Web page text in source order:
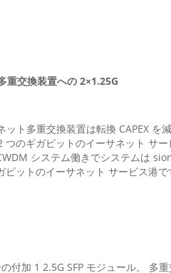
重交換装置への 2×1.25G
ット多重交換装置は転換 CAPEX
つのギガビットのイーサネット サ
システム働きでシステムは
ビットのイーサネット サービス港
付加 1 2.5G SFP モジュール。 多